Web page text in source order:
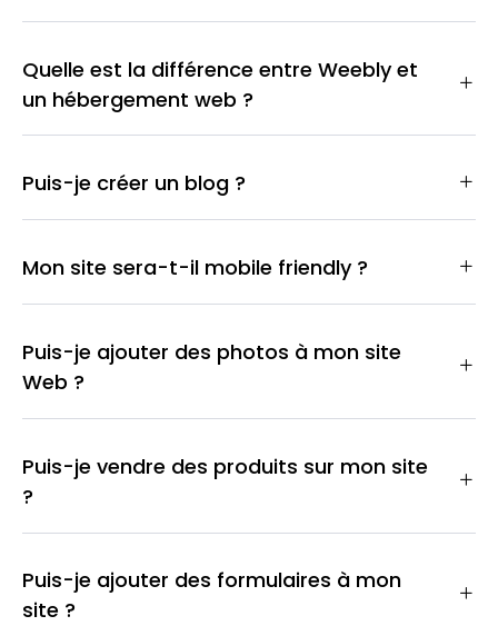
Quelle est la différence entre Weebly et
un hébergement web ?
Puis-je créer un blog ?
Mon site sera-t-il mobile friendly ?
Puis-je ajouter des photos à mon site
Web ?
Puis-je vendre des produits sur mon site
?
Puis-je ajouter des formulaires à mon
site ?